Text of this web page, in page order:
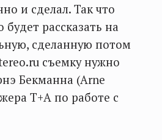
и сделал. Так что
рассказать на
сделанную потом
съемку нужно
Бекманна (Arne
T+A по работе с